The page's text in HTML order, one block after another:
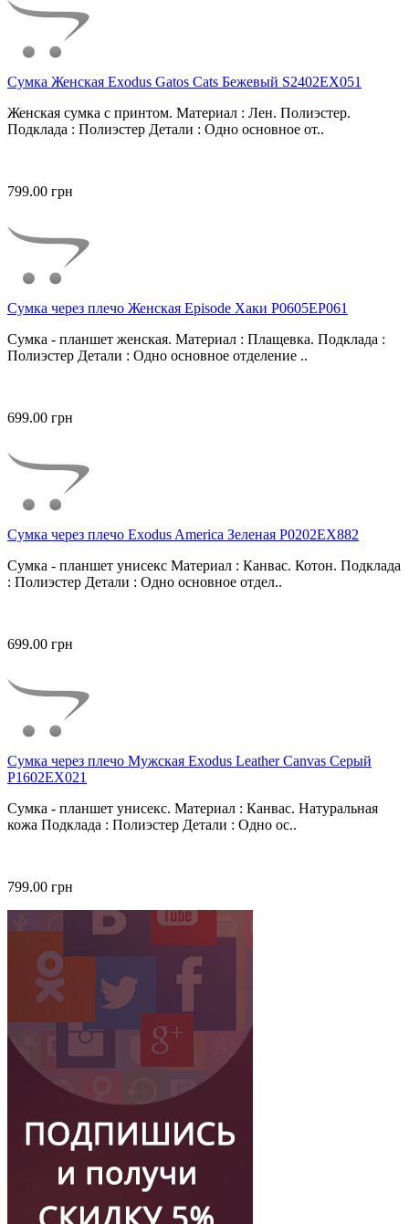
Сумка Женская Exodus Gatos Cats Бежевый S2402EX051
Женская сумка с принтом. Материал : Лен. Полиэстер.
Подклада : Полиэстер Детали : Одно основное от..
799.00 грн
Сумка через плечо Женская Episode Хаки P0605EP061
Сумка - планшет женская. Материал : Плащевка. Подклада :
Полиэстер Детали : Одно основное отделение ..
699.00 грн
Сумка через плечо Exodus America Зеленая P0202EX882
Сумка - планшет унисекс Материал : Канвас. Котон. Подклада
: Полиэстер Детали : Одно основное отдел..
699.00 грн
Сумка через плечо Мужская Exodus Leather Canvas Серый
P1602EX021
Сумка - планшет унисекс. Материал : Канвас. Натуральная
кожа Подклада : Полиэстер Детали : Одно ос..
799.00 грн